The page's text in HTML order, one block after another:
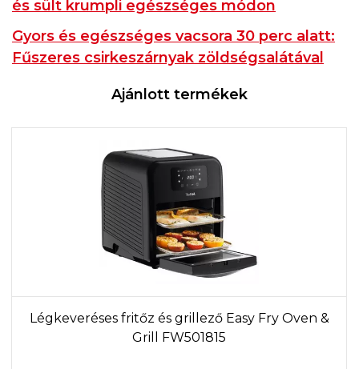
és sült krumpli egészséges módon
Gyors és egészséges vacsora 30 perc alatt:
Fűszeres csirkeszárnyak zöldségsalátával
Ajánlott termékek
Légkeveréses fritőz és grillező Easy Fry Oven &
Grill FW501815